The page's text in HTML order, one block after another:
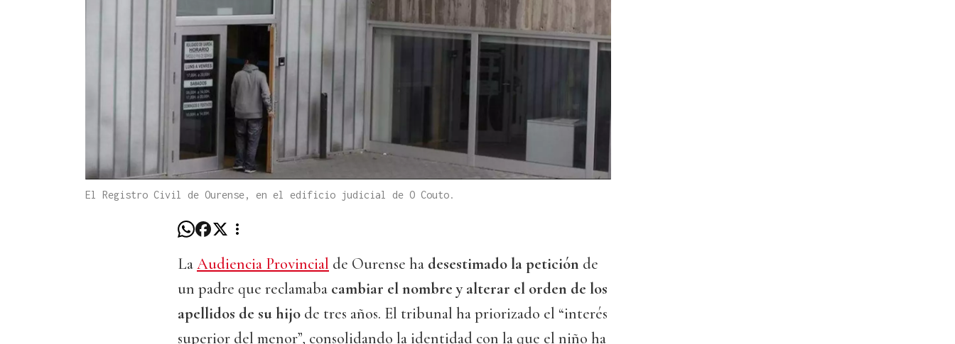
El Registro Civil de Ourense, en el edificio judicial de O Couto.
LaAudiencia Provincial de Ourense ha desestimado la petición de
un padre que reclamaba cambiar el nombre y alterar el orden de los
apellidos de su hijo de tres años. El tribunal ha priorizado el “interés
superior del menor”, consolidando la identidad con la que el niño ha